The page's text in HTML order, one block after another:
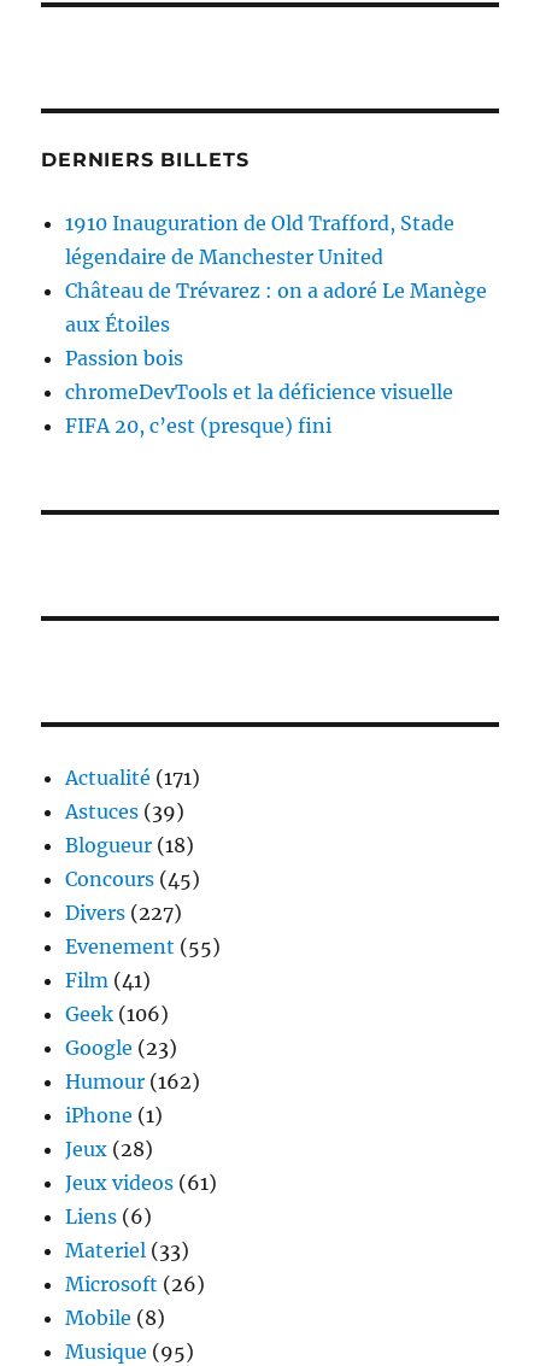
DERNIERS BILLETS
1910 Inauguration de Old Trafford, Stade
légendaire de Manchester United
Château de Trévarez : on a adoré Le Manège
aux Étoiles
Passion bois
chromeDevTools et la déficience visuelle
FIFA 20, c’est (presque) fini
Actualité (171)
Astuces (39)
Blogueur (18)
Concours (45)
Divers (227)
Evenement (55)
Film (41)
Geek (106)
Google (23)
Humour (162)
iPhone (1)
Jeux (28)
Jeux videos (61)
Liens (6)
Materiel (33)
Microsoft (26)
Mobile (8)
Musique (95)